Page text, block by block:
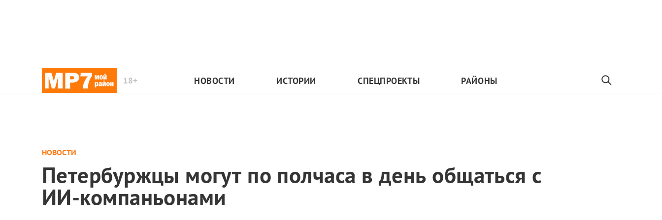
18+ НОВОСТИ ИСТОРИИ СПЕЦПРОЕКТЫ РАЙОНЫ
НОВОСТИ
Петербуржцы могут по полчаса в день общаться с
ИИ-компаньонами